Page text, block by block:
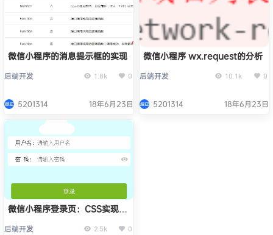
微信小程序的消息提示框的实现
后端开发 1.8k 0
5201314 18年6月23日
微信小程序 wx.request的分析
后端开发 10.1k 0
5201314 18年6月23日
微信小程序登录页：CSS实现动
后端开发 2.5k 0